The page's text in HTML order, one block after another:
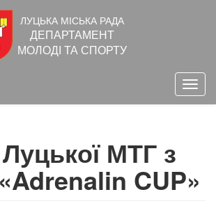
ЛУЦЬКА МІСЬКА РАДА
ДЕПАРТАМЕНТ
МОЛОДІ ТА СПОРТУ
МТГ з
CUP»